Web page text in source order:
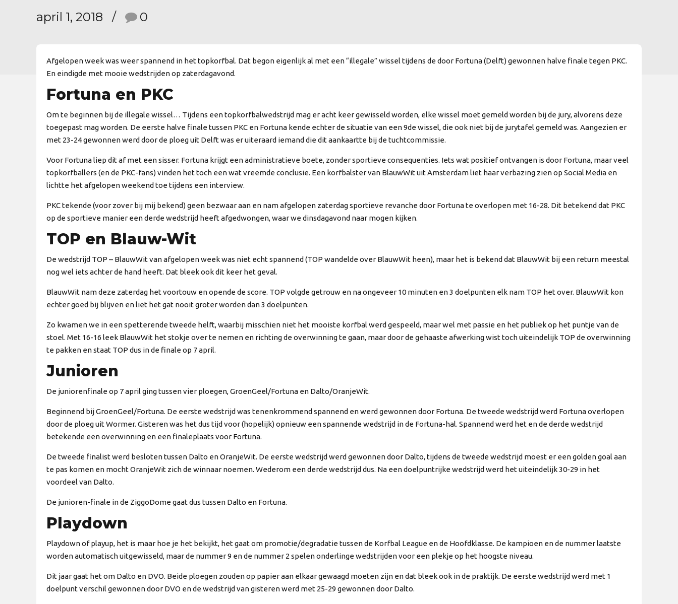
april 1, 2018 0
Afgelopen week was weer spannend in het topkorfbal. Dat begon eigenlijk al met een “illegale” wissel tijdens de door Fortuna (Delft) gewonnen halve finale tegen PKC.
En eindigde met mooie wedstrijden op zaterdagavond.
Fortuna en PKC
Om te beginnen bij de illegale wissel… Tijdens een topkorfbalwedstrijd mag er acht keer gewisseld worden, elke wissel moet gemeld worden bij de jury, alvorens deze
toegepast mag worden. De eerste halve finale tussen PKC en Fortuna kende echter de situatie van een 9de wissel, die ook niet bij de jurytafel gemeld was. Aangezien er
met 23-24 gewonnen werd door de ploeg uit Delft was er uiteraard iemand die dit aankaartte bij de tuchtcommissie.
Voor Fortuna liep dit af met een sisser. Fortuna krijgt een administratieve boete, zonder sportieve consequenties. Iets wat positief ontvangen is door Fortuna, maar veel
topkorfballers (en de PKC-fans) vinden het toch een wat vreemde conclusie. Een korfbalster van BlauwWit uit Amsterdam liet haar verbazing zien op Social Media en
lichtte het afgelopen weekend toe tijdens een interview.
PKC tekende (voor zover bij mij bekend) geen bezwaar aan en nam afgelopen zaterdag sportieve revanche door Fortuna te overlopen met 16-28. Dit betekend dat PKC
op de sportieve manier een derde wedstrijd heeft afgedwongen, waar we dinsdagavond naar mogen kijken.
TOP en Blauw-Wit
De wedstrijd TOP – BlauwWit van afgelopen week was niet echt spannend (TOP wandelde over BlauwWit heen), maar het is bekend dat BlauwWit bij een return meestal
nog wel iets achter de hand heeft. Dat bleek ook dit keer het geval.
BlauwWit nam deze zaterdag het voortouw en opende de score. TOP volgde getrouw en na ongeveer 10 minuten en 3 doelpunten elk nam TOP het over. BlauwWit kon
echter goed bij blijven en liet het gat nooit groter worden dan 3 doelpunten.
Zo kwamen we in een spetterende tweede helft, waarbij misschien niet het mooiste korfbal werd gespeeld, maar wel met passie en het publiek op het puntje van de
stoel. Met 16-16 leek BlauwWit het stokje over te nemen en richting de overwinning te gaan, maar door de gehaaste afwerking wist toch uiteindelijk TOP de overwinning
te pakken en staat TOP dus in de finale op 7 april.
Junioren
De juniorenfinale op 7 april ging tussen vier ploegen, GroenGeel/Fortuna en Dalto/OranjeWit.
Beginnend bij GroenGeel/Fortuna. De eerste wedstrijd was tenenkrommend spannend en werd gewonnen door Fortuna. De tweede wedstrijd werd Fortuna overlopen
door de ploeg uit Wormer. Gisteren was het dus tijd voor (hopelijk) opnieuw een spannende wedstrijd in de Fortuna-hal. Spannend werd het en de derde wedstrijd
betekende een overwinning en een finaleplaats voor Fortuna.
De tweede finalist werd besloten tussen Dalto en OranjeWit. De eerste wedstrijd werd gewonnen door Dalto, tijdens de tweede wedstrijd moest er een golden goal aan
te pas komen en mocht OranjeWit zich de winnaar noemen. Wederom een derde wedstrijd dus. Na een doelpuntrijke wedstrijd werd het uiteindelijk 30-29 in het
voordeel van Dalto.
De junioren-finale in de ZiggoDome gaat dus tussen Dalto en Fortuna.
Playdown
Playdown of playup, het is maar hoe je het bekijkt, het gaat om promotie/degradatie tussen de Korfbal League en de Hoofdklasse. De kampioen en de nummer laatste
worden automatisch uitgewisseld, maar de nummer 9 en de nummer 2 spelen onderlinge wedstrijden voor een plekje op het hoogste niveau.
Dit jaar gaat het om Dalto en DVO. Beide ploegen zouden op papier aan elkaar gewaagd moeten zijn en dat bleek ook in de praktijk. De eerste wedstrijd werd met 1
doelpunt verschil gewonnen door DVO en de wedstrijd van gisteren werd met 25-29 gewonnen door Dalto.